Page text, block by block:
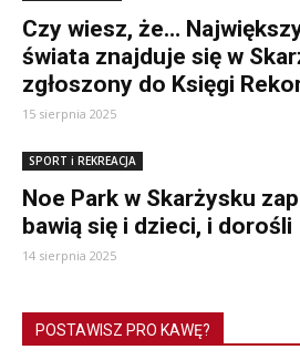
Czy wiesz, że…
świata znajduje się w
zgłoszony do Księgi
15 sierpnia 2025
SPORT i REKREACJA
Noe Park w Skarżysku
bawią się i dzieci, i dorośli
14 sierpnia 2025
POSTAWISZ PRO KAWĘ?